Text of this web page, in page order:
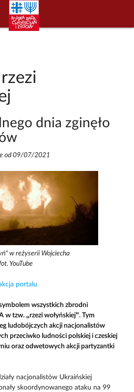
dnia zginęło
od 09/07/2021
w reżyserii Wojciecha
YouTube
portalu
wszystkich zbrodni
w tzw. „rzezi wołyńskiej”. Tym
ludobójczych akcji nacjonalistów
przeciwko ludności polskiej i czeskiej
oraz odwetowych akcji partyzantki
nacjonalistów Ukraińskiej
skoordynowanego ataku na 99